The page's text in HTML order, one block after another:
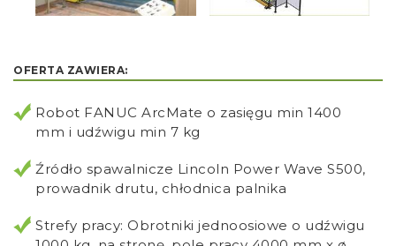
OFERTA ZAWIERA:
Robot FANUC ArcMate o zasięgu min 1400
mm i udźwigu min 7 kg
Źródło spawalnicze Lincoln Power Wave S500,
prowadnik drutu, chłodnica palnika
Strefy pracy: Obrotniki jednoosiowe o udźwigu